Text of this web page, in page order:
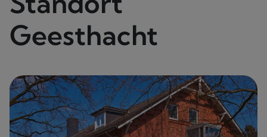
Geesthacht